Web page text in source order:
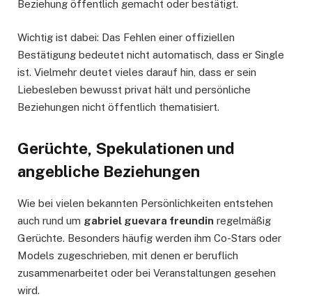
Beziehung öffentlich gemacht oder bestätigt.
Wichtig ist dabei: Das Fehlen einer offiziellen
Bestätigung bedeutet nicht automatisch, dass er Single
ist. Vielmehr deutet vieles darauf hin, dass er sein
Liebesleben bewusst privat hält und persönliche
Beziehungen nicht öffentlich thematisiert.
Gerüchte, Spekulationen und
angebliche Beziehungen
Wie bei vielen bekannten Persönlichkeiten entstehen
auch rund um gabriel guevara freundin regelmäßig
Gerüchte. Besonders häufig werden ihm Co-Stars oder
Models zugeschrieben, mit denen er beruflich
zusammenarbeitet oder bei Veranstaltungen gesehen
wird.